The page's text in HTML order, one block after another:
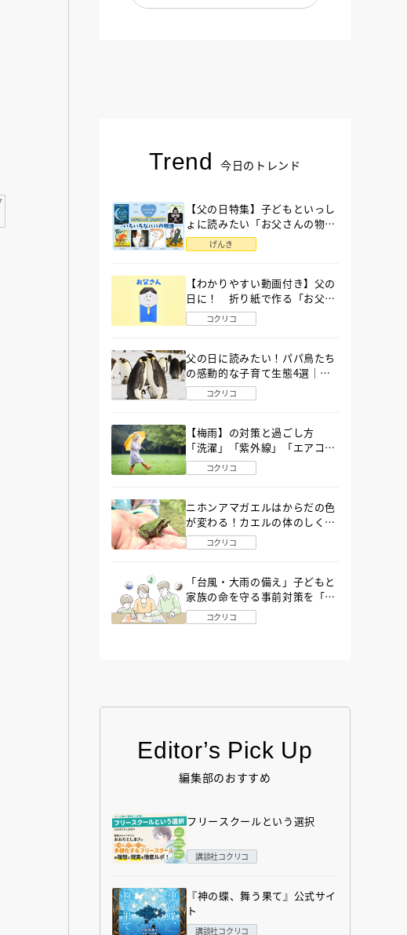
Trend 今日のトレンド
【父の日特集】子どもといっし
ょに読みたい「お父さんの物
語」６選
げんき
【わかりやすい動画付き】父の
日に！ 折り紙で作る「お父さ
ん」の簡単な折り方
コクリコ
父の日に読みたい！パパ鳥たち
の感動的な子育て生態4選｜図
鑑MOVE
コクリコ
【梅雨】の対策と過ごし方
「洗濯」「紫外線」「エアコ
ン」「ゲリラ豪雨」…〔気象予
報士が完全ガイド〕
コクリコ
ニホンアマガエルはからだの色
が変わる！カエルの体のしくみ
から両生類の特ちょうまで図鑑
MOVEが解説！
コクリコ
「台風・大雨の備え」子どもと
家族の命を守る事前対策を「防
災アドバイザー」が解説
コクリコ
Editor’s Pick Up
編集部のおすすめ
フリースクールという選択
講談社コクリコ
『神の蝶、舞う果て』公式サイ
ト
講談社コクリコ